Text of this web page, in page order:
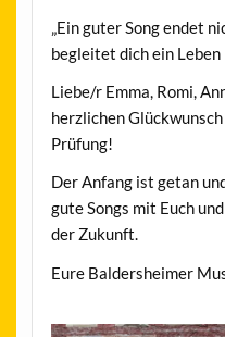
„Ein guter Song endet
begleitet dich ein Leben
Liebe/r Emma, Romi,
herzlichen
Prüfung!
Der Anfang ist getan
gute Songs mit Euch
der Zukunft.
Eure Baldersheimer